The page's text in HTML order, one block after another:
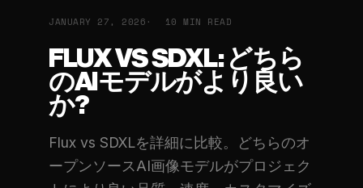
JANUARY 27, 2026 10 MIN READ
FLUX VS SDXL: どちら
のAIモデルがより良い
か?
Flux vs SDXLを詳細に比較。どちらのオ
ープンソースAI画像モデルがプロジェク